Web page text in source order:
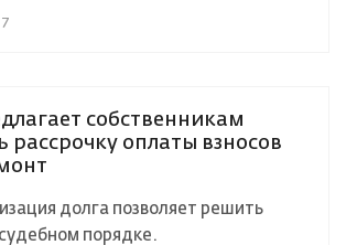
собственникам
рассрочку оплаты взносов
долга позволяет решить
порядке.